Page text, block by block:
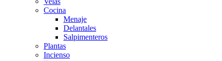
Cocina
Menaje
Delantales
Salpimenteros
Plantas
Incienso